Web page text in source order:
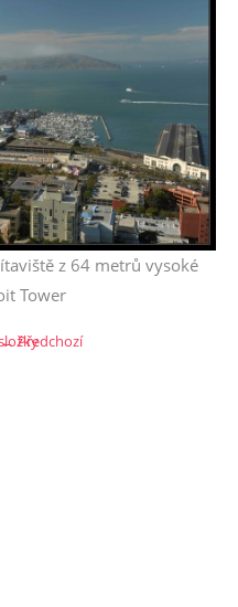
z 64 metrů vysoké
Tower
← Předchozí